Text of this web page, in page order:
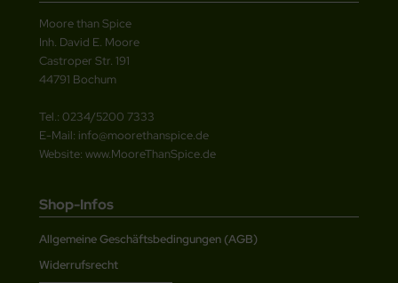
Moore than Spice
Inh. David E. Moore
Castroper Str. 191
44791 Bochum
Tel.: 0234/5200 7333
E-Mail: info@moorethanspice.de
Website: www.MooreThanSpice.de
Shop-Infos
Allgemeine Geschäftsbedingungen (AGB)
Widerrufsrecht